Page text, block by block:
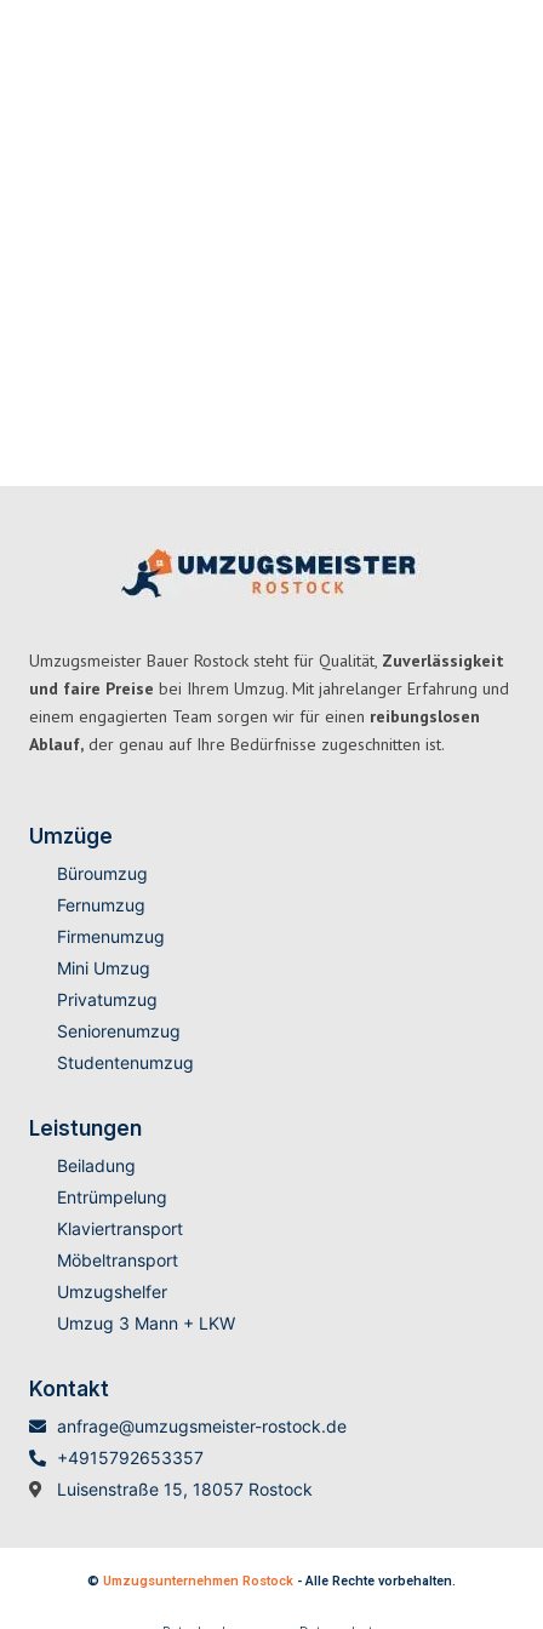
Umzugsmeister Bauer Rostock steht für Qualität, Zuverlässigkeit
und faire Preise bei Ihrem Umzug. Mit jahrelanger Erfahrung und
einem engagierten Team sorgen wir für einen reibungslosen
Ablauf, der genau auf Ihre Bedürfnisse zugeschnitten ist.
Umzüge
Büroumzug
Fernumzug
Firmenumzug
Mini Umzug
Privatumzug
Seniorenumzug
Studentenumzug
Leistungen
Beiladung
Entrümpelung
Klaviertransport
Möbeltransport
Umzugshelfer
Umzug 3 Mann + LKW
Kontakt
anfrage@umzugsmeister-rostock.de
+4915792653357
Luisenstraße 15, 18057 Rostock
© Umzugsunternehmen Rostock - Alle Rechte vorbehalten.